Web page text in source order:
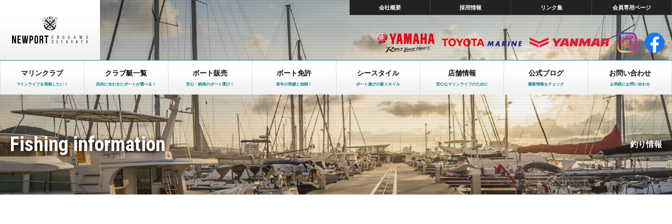
会社概要 採用情報 リンク集 会員専用ページ
マリンクラブ
マリンライフを堪能したい！
クラブ艇一覧
目的に合わせたボートが選べる！
ボート販売
安心・納得のボート選び！
ボート免許
長年の実績と信頼！
シースタイル
ボート遊びの新スタイル
店舗情報
安心なマリンライフのために
公式ブログ
最新情報をチェック
お問い合わせ
お気軽にお問い合わせ
Fishing information 釣り情報